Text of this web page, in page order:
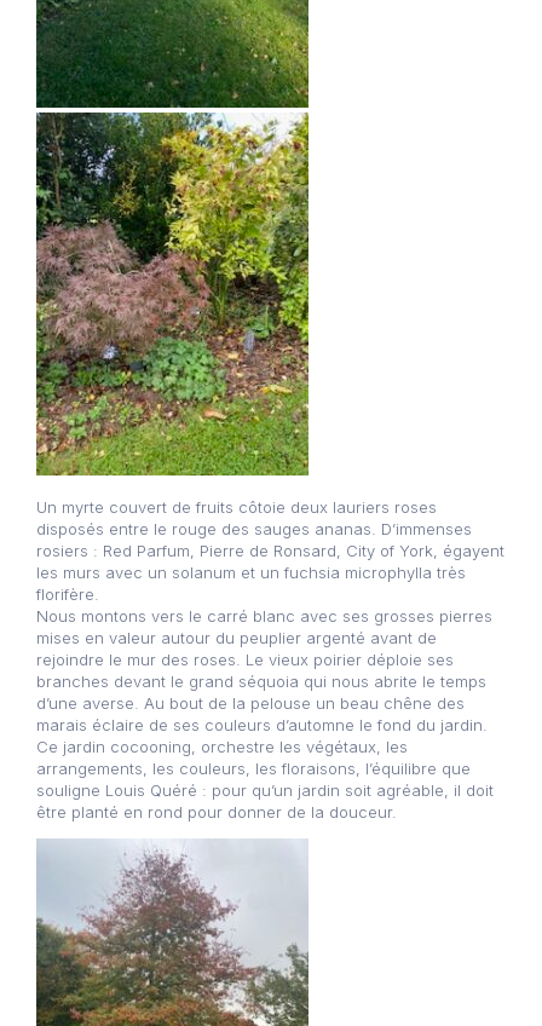
Un myrte couvert de fruits côtoie deux lauriers roses
disposés entre le rouge des sauges ananas. D’immenses
rosiers : Red Parfum, Pierre de Ronsard, City of York, égayent
les murs avec un solanum et un fuchsia microphylla très
florifère.
Nous montons vers le carré blanc avec ses grosses pierres
mises en valeur autour du peuplier argenté avant de
rejoindre le mur des roses. Le vieux poirier déploie ses
branches devant le grand séquoia qui nous abrite le temps
d’une averse. Au bout de la pelouse un beau chêne des
marais éclaire de ses couleurs d’automne le fond du jardin.
Ce jardin cocooning, orchestre les végétaux, les
arrangements, les couleurs, les floraisons, l’équilibre que
souligne Louis Quéré : pour qu’un jardin soit agréable, il doit
être planté en rond pour donner de la douceur.